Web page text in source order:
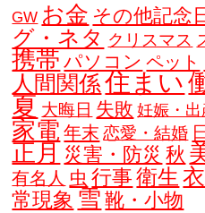
GW お金 その他記念
グ・ネタ クリスマス
携帯 パソコン ペット
人間関係住まい
夏 大晦日 失敗 妊娠・出
家電 年末 恋愛・結婚
正月 災害・防災 秋
有名人 虫 行事 衛生
常現象 雪 靴・小物